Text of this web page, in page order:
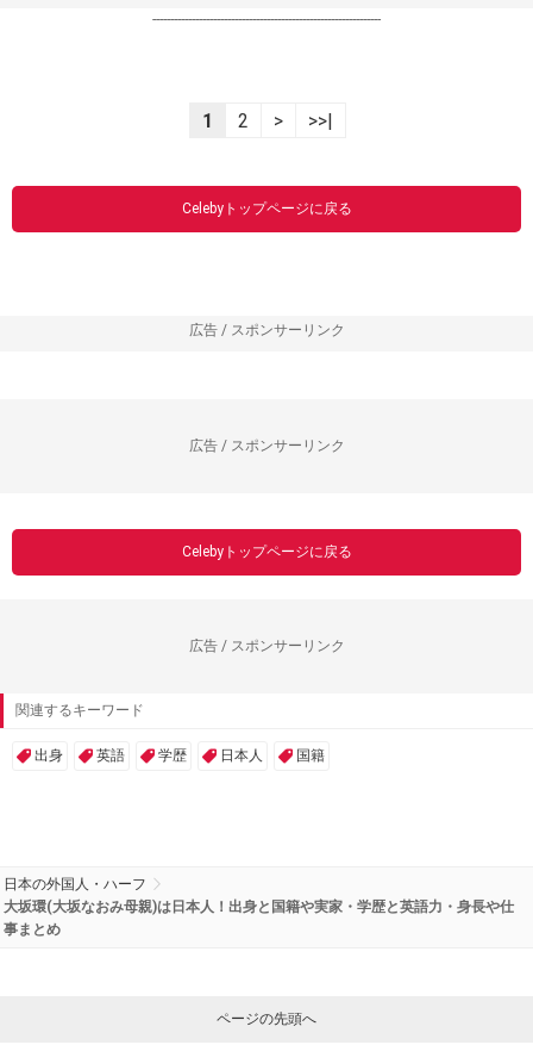
----------------------------------------------------------------
1 2 > >>|
Celebyトップページに戻る
広告 / スポンサーリンク
広告 / スポンサーリンク
Celebyトップページに戻る
広告 / スポンサーリンク
関連するキーワード
出身 英語 学歴 日本人 国籍
日本の外国人・ハーフ
大坂環(大坂なおみ母親)は日本人！出身と国籍や実家・学歴と英語力・身長や仕
事まとめ
ページの先頭へ